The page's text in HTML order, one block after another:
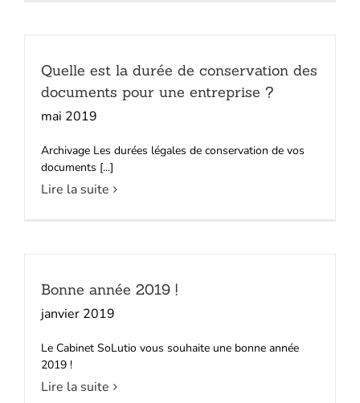
Quelle est la durée de conservation des
documents pour une entreprise ?
mai 2019
Archivage Les durées légales de conservation de vos
documents [...]
Lire la suite
Bonne année 2019 !
janvier 2019
Le Cabinet SoLutio vous souhaite une bonne année
2019 !
Lire la suite